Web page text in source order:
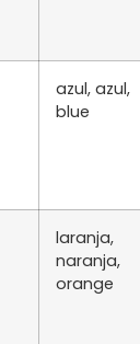
azul, azul,
blue
laranja,
naranja,
orange